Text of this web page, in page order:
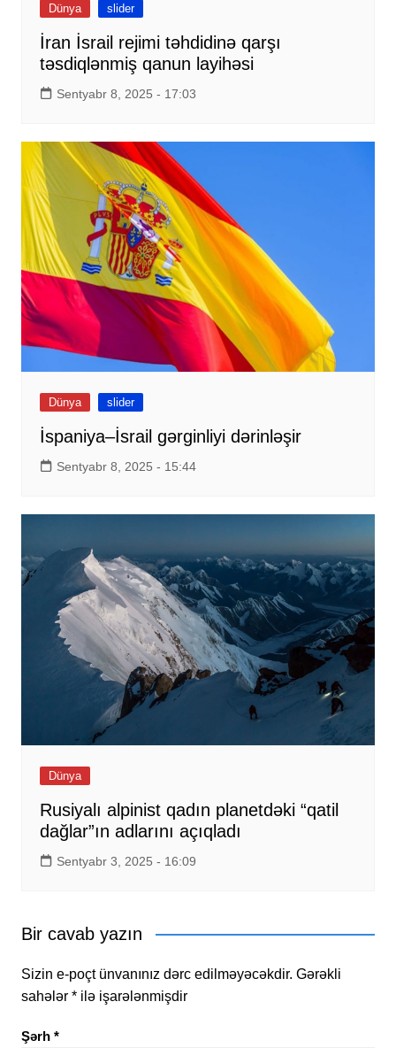
Dünya slider
İran İsrail rejimi təhdidinə qarşı
təsdiqlənmiş qanun layihəsi
Sentyabr 8, 2025 - 17:03
Dünya slider
İspaniya–İsrail gərginliyi dərinləşir
Sentyabr 8, 2025 - 15:44
Dünya
Rusiyalı alpinist qadın planetdəki “qatil
dağlar”ın adlarını açıqladı
Sentyabr 3, 2025 - 16:09
Bir cavab yazın
Sizin e-poçt ünvanınız dərc edilməyəcəkdir. Gərəkli
sahələr *ilə işarələnmişdir
Şərh *